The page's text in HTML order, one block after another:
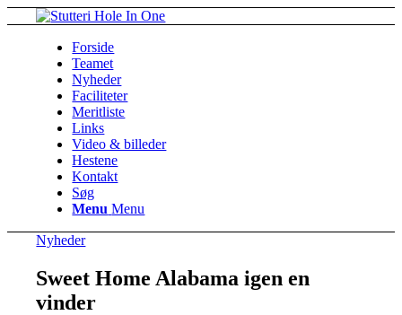
Forside
Teamet
Nyheder
Faciliteter
Meritliste
Links
Video & billeder
Hestene
Kontakt
Søg
Menu Menu
Nyheder
Sweet Home Alabama igen en
vinder